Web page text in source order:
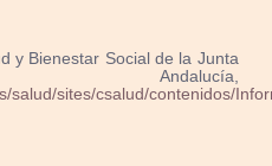
y Bienestar Social de la Junta
salud/sites/csalud/contenidos/